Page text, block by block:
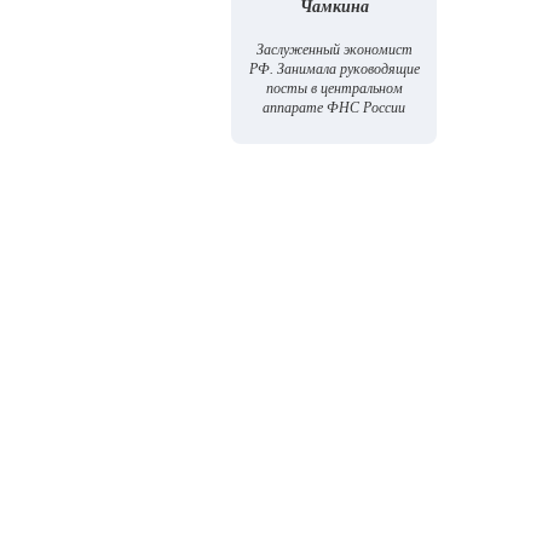
Чамкина
Заслуженный экономист
РФ. Занимала руководящие
посты в центральном
аппарате ФНС России